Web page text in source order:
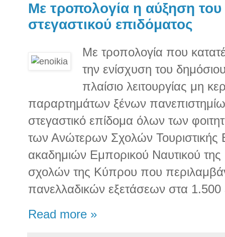
Με τροπολογία η αύξηση του
στεγαστικού επιδόματος
Με τροπολογία που
την ενίσχυση του
πλαίσιο λειτουργίας μη
παραρτημάτων ξένων πανεπιστημίων
στεγαστικό επίδομα όλων των
των Ανώτερων Σχολών Τουριστικής
ακαδημιών Εμπορικού Ναυτικού
σχολών της Κύπρου που
πανελλαδικών εξετάσεων στα
Read more »